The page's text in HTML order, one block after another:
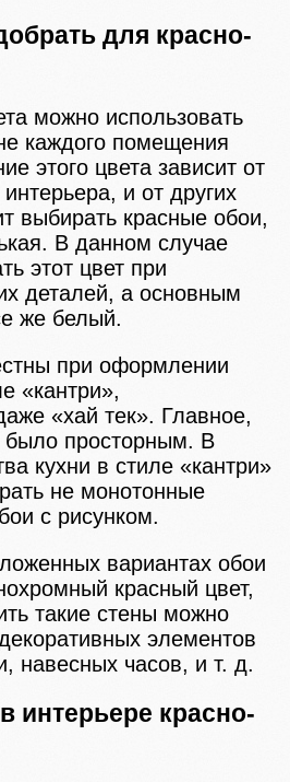
для красно-
можно использовать
каждого помещения
этого цвета зависит от
и от других
выбирать красные обои,
В данном случае
этот цвет при
деталей, а основным
же белый.
при оформлении
«кантри»,
«хай тек». Главное,
просторным. В
кухни в стиле «кантри»
не монотонные
с рисунком.
вариантах обои
красный цвет,
такие стены можно
элементов
навесных часов, и т. д.
интерьере красно-